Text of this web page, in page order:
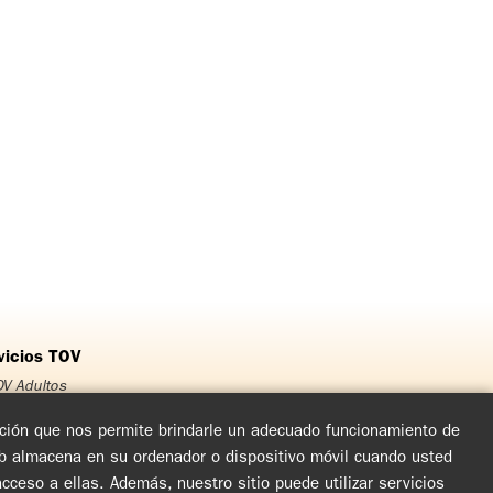
TOV
Adultos
Adolescentes
Matrimonial
de Experiencia de Dios
que nos permite brindarle un adecuado funcionamiento de
en su ordenador o dispositivo móvil cuando usted
a ellas. Además, nuestro sitio puede utilizar servicios